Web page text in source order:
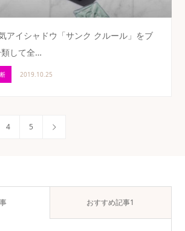
アイシャドウ「サンク クルール」をブ
して全…
2019.10.25
4 5
おすすめ記事1